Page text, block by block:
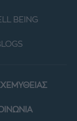
BEING